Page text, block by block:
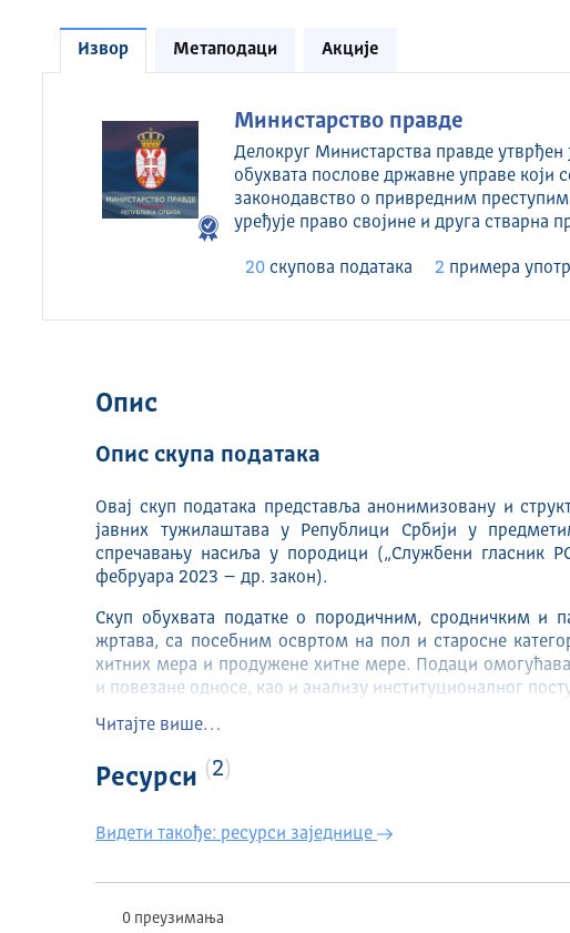
Извор Метаподаци Акције
Министарство правде
Делокруг Министарства правде
обухвата послове државне управе који
законодавство о привредним
уређује право својине и друга стварна
20 скуповa података 2 примера
Опис
Опис скупа података
Овај скуп података представља анонимизовану и
јавних тужилаштава у Републици Србији у
спречавању насиља у породици („Службени гласник
фебруара 2023 – др. закон).
Скуп обухвата податке о породичним, сродничким и
жртава, са посебним освртом на пол и старосне
хитних мера и продужене хитне мере. Подаци
и повезане односе, као и анализу институционалног
Подаци се прикупљају и евидентирају кроз рад свих
података се пуни континуирано, у оквиру редовног
Читајте више…
Ресурси 2
Видети такође: ресурси заједнице
0 преузимања